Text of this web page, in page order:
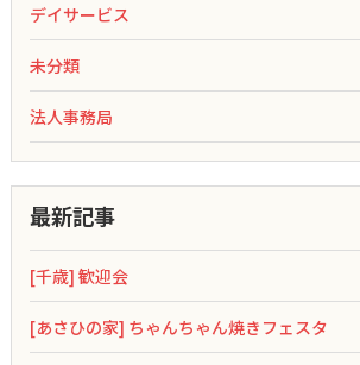
デイサービス
未分類
法人事務局
最新記事
[千歳] 歓迎会
[あさひの家] ちゃんちゃん焼きフェスタ